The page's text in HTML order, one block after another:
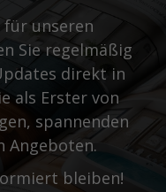
für unseren
Sie regelmäßig
direkt in
als Erster von
spannenden
Angeboten.
bleiben!